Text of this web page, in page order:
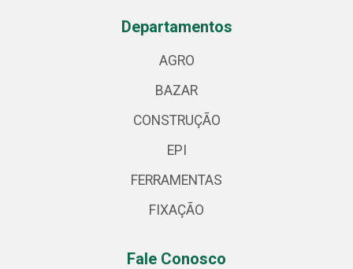
Departamentos
AGRO
BAZAR
CONSTRUÇÃO
EPI
FERRAMENTAS
FIXAÇÃO
Fale Conosco